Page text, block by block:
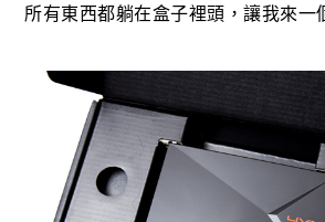
所有東西都躺在盒子裡頭，讓我來一